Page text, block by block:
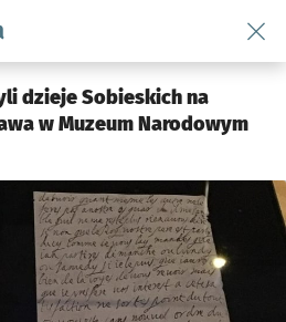
podserwis: Kultura
dzieje Sobieskich na
w Muzeum Narodowym